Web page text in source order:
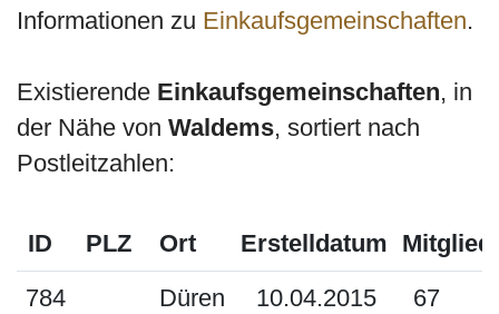
Informationen zu Einkaufsgemeinschaften.
Existierende Einkaufsgemeinschaften, in
der Nähe von Waldems, sortiert nach
Postleitzahlen:
ID PLZ Ort Erstelldatum
784
Düren 10.04.2015 67